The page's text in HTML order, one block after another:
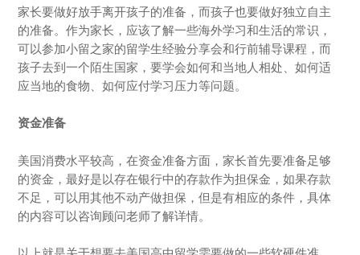
家长要做好放手离开孩子的准备，而孩子也要做好独立自主
的准备。作为家长，应该了解一些海外学习和生活的常识，
可以参加小留之家的留学生经验分享会和行前辅导课程，而
孩子去到一个陌生国家，要学会如何和当地人相处、如何适
应当地的食物、如何应付学习压力等问题。
资金准备
美国消费水平较高，在资金准备方面，家长首先要准备足够
的资金，最好是以存在银行中的存款作为担保金，如果存款
不足，可以用其他不动产做担保，但是有相应的条件，具体
的内容可以咨询顾问老师了解详情。